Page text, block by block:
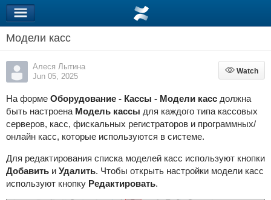
Модели касс
Алеся Лытина
Jun 05, 2025
Watch
Watch
На форме Оборудование - Кассы - Модели касс должна
быть настроена Модель кассы для каждого типа кассовых
серверов, касс, фискальных регистраторов и программных/
онлайн касс, которые используются в системе.
Для редактирования списка моделей касс используют кнопки
Добавить и Удалить. Чтобы открыть настройки модели касс
используют кнопку Редактировать.